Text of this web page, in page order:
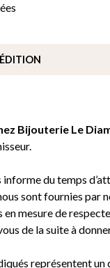
Bijouterie Le
informe du temps
sont fournies par
en mesure de
de la suite à
représentent